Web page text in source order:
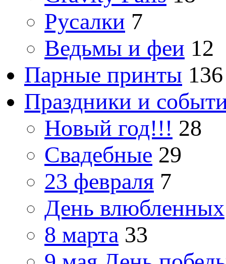
Русалки 7
Ведьмы и феи 12
Парные принты 136
Праздники и
Новый год!!! 28
Свадебные 29
23 февраля 7
День влюбленных
8 марта 33